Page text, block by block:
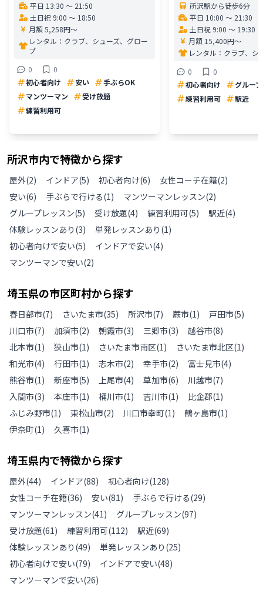
平日 13:30 〜 21:50
土日祝 9:00 〜 18:50
月額 5,258円〜
レンタル： クラブ、シューズ、グロー
ブ
0
0
初心者向け
安い
手ぶらOK
マンツーマン
受け放題
練習利用可
所沢駅から徒歩6分
平日 10:00 〜 21:30
土日祝 9:00 〜 19:30
月額 15,400円〜
レンタル： クラブ、シ
0
0
初心者向け
グループ
練習利用可
駅近
所沢市内で特徴から探す
屋外(2) インドア(5) 初心者向け(6) 女性コーチ在籍(2)
安い(6) 手ぶらで行ける(1) マンツーマンレッスン(2)
グループレッスン(5) 受け放題(4) 練習利用可(5) 駅近(4)
体験レッスンあり (3) 単発レッスンあり (1)
初心者向けで安い(5) インドアで安い(4)
マンツーマンで安い(2)
埼玉県の市区町村から探す
春日部市(7) さいたま市(35) 所沢市(7) 蕨市(1) 戸田市(5)
川口市(7) 加須市(2) 朝霞市(3) 三郷市(3) 越谷市(8)
北本市(1) 狭山市(1) さいたま市南区(1) さいたま市北区(1)
和光市(4) 行田市(1) 志木市(2) 幸手市(2) 富士見市(4)
熊谷市(1) 新座市(5) 上尾市(4) 草加市(6) 川越市(7)
入間市(3) 本庄市(1) 桶川市(1) 吉川市(1) 比企郡(1)
ふじみ野市(1) 東松山市(2) 川口市幸町(1) 鶴ヶ島市(1)
伊奈町(1) 久喜市(1)
埼玉県内で特徴から探す
屋外(44) インドア(88) 初心者向け(128)
女性コーチ在籍(36) 安い(81) 手ぶらで行ける(29)
マンツーマンレッスン(41) グループレッスン(97)
受け放題(61) 練習利用可(112) 駅近(69)
体験レッスンあり (49) 単発レッスンあり (25)
初心者向けで安い(79) インドアで安い(48)
マンツーマンで安い(26)